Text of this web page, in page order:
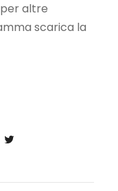
per altre
scarica la